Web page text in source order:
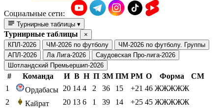
Социальные сети:
Турнирные таблицы ▾
Турнирные таблицы
×
КПЛ-2026
ЧМ-2026 по футболу
ЧМ-2026 по футболу. Группы
АПЛ-2026
Ла Лига-2026
Саудовская Про-лига-2026
Шотландский Премьершип-2026
# Команда И В Н П ЗМ ПМ РМ О Форма
СМ
1
Ордабасы 20 14 4 2 36 15 +21 46 ЖЖЖЖЖ
2
Кайрат 20 13 6 1 39 14 +25 45 ЖЖЖЖЖ